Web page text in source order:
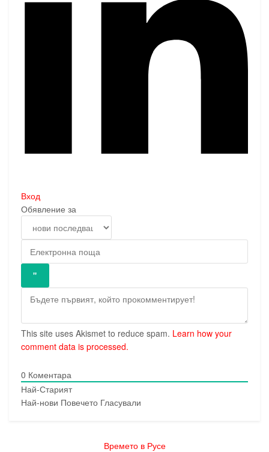
Вход
Обявление за
This site uses Akismet to reduce spam. Learn how your
comment data is processed.
0 Коментара
Най-Старият
Най-нови Повечето Гласували
Времето в Русе